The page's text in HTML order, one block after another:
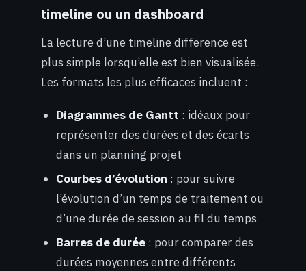
timeline ou un dashboard
La lecture d’une timeline difference est
plus simple lorsqu’elle est bien visualisée.
Les formats les plus efficaces incluent :
Diagrammes de Gantt : idéaux pour
représenter des durées et des écarts
dans un planning projet
Courbes d’évolution : pour suivre
l’évolution d’un temps de traitement ou
d’une durée de session au fil du temps
Barres de durée : pour comparer des
durées moyennes entre différents